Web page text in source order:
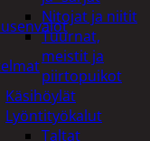
Nitojat ja niitit
Tuurnat,
meistit ja
piirtopuikot
Käsihöylät
Lyöntityökalut
Taltat